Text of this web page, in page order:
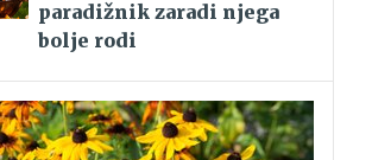
paradižnik zaradi njega
bolje rodi